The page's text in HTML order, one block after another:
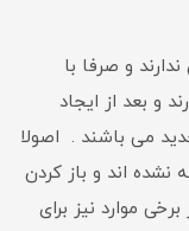
و صرفا با
و بعد از ایجاد
می باشند . اصولا
اند و باز کردن
موارد نیز برای